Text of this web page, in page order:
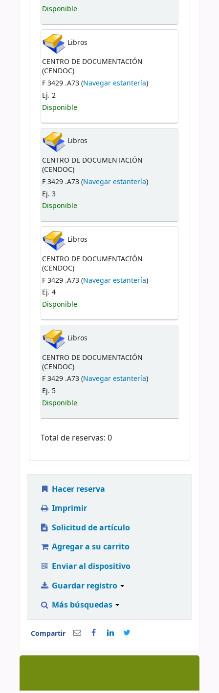
Disponible
Libros
CENTRO DE DOCUMENTACIÓN
(CENDOC)
F 3429 .A73 (Navegar estantería)
Ej. 2
Disponible
Libros
CENTRO DE DOCUMENTACIÓN
(CENDOC)
F 3429 .A73 (Navegar estantería)
Ej. 3
Disponible
Libros
CENTRO DE DOCUMENTACIÓN
(CENDOC)
F 3429 .A73 (Navegar estantería)
Ej. 4
Disponible
Libros
CENTRO DE DOCUMENTACIÓN
(CENDOC)
F 3429 .A73 (Navegar estantería)
Ej. 5
Disponible
Total de reservas: 0
Hacer reserva
Imprimir
Solicitud de artículo
Agregar a su carrito
Enviar al dispositivo
Guardar registro
Más búsquedas
Compartir